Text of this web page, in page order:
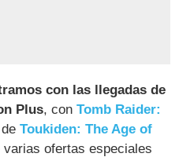
con las llegadas de
Plus, conTomb Raider:
deToukiden: The Age of
ofertas especiales